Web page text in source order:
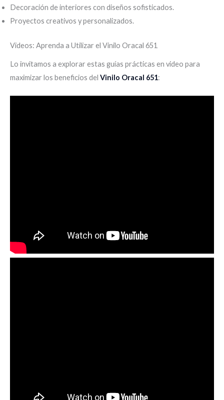
Decoración de interiores con diseños sofisticados.
Proyectos creativos y personalizados.
Videos: Aprenda a Utilizar el Vinilo Oracal 651
Lo invitamos a explorar estas guías prácticas en video para
maximizar los beneficios del Vinilo Oracal 651: